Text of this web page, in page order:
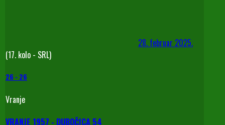
28. februar 2025.
(17. kolo - SRL)
26 - 26
Vranje
VRANJE 1957 - DUBOČICA 54